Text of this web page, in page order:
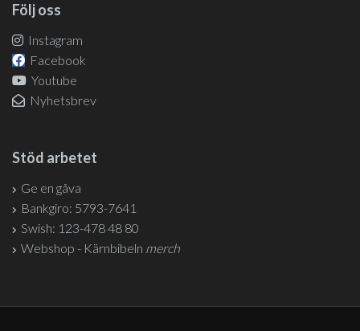
Följ oss
Instagram
Facebook
Youtube
Nyhetsbrev
Stöd arbetet
Ge en gåva
Bankgiro: 5793-7641
Swish: 123-478 48 80
Webshop - Kärnbibeln merch